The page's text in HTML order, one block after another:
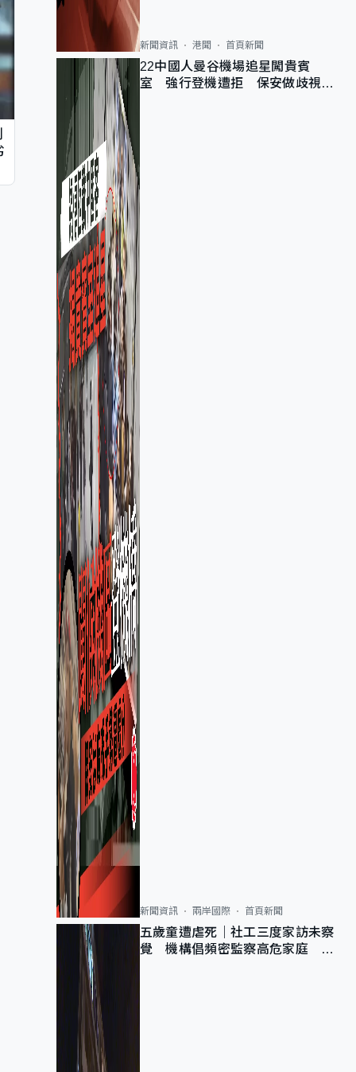
新聞資訊 港聞 首頁新聞
22中國人曼谷機場追星闖貴賓
室 強行登機遭拒 保安做歧視手
新聞資訊 兩岸國際 首頁新聞
五歲童遭虐死｜社工三度家訪未察
覺 機構倡頻密監察高危家庭 管